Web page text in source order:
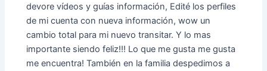
devore vídeos y guías información, Edité los perfiles
de mi cuenta con nueva información, wow un
cambio total para mi nuevo transitar. Y lo mas
importante siendo feliz!!! Lo que me gusta me gusta
me encuentra! También en la familia despedimos a